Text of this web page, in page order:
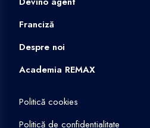
Franciză
Despre noi
Academia REMAX
Politică cookies
Politică de confidențialitate